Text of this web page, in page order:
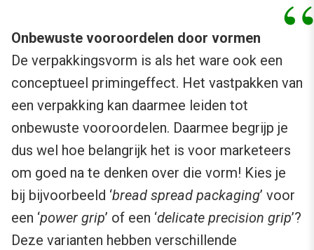
Onbewuste vooroordelen door vormen
De verpakkingsvorm is als het ware ook een
conceptueel primingeffect. Het vastpakken van
een verpakking kan daarmee leiden tot
onbewuste vooroordelen. Daarmee begrijp je
dus wel hoe belangrijk het is voor marketeers
om goed na te denken over die vorm! Kies je
bij bijvoorbeeld ‘bread spread packaging’ voor
een ‘power grip’ of een ‘delicate precision grip’?
Deze varianten hebben verschillende